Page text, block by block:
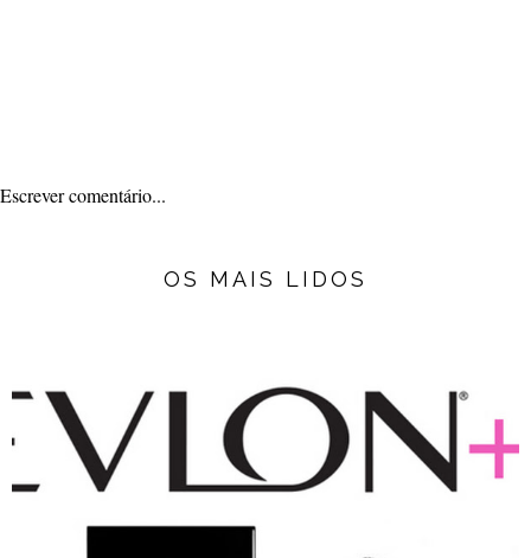
Escrever comentário...
OS MAIS LIDOS